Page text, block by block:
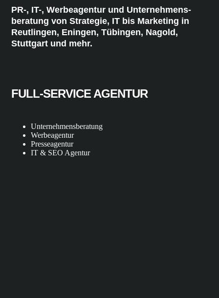
PR-, IT-, Werbeagentur und Unternehmens-
beratung von Strategie, IT bis Marketing in
Reutlingen, Eningen, Tübingen, Nagold,
Stuttgart und mehr.
FULL-SERVICE AGENTUR
Unternehmensberatung
Werbeagentur
Presseagentur
IT & SEO Agentur